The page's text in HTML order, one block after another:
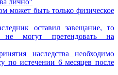
лично"
быть только физическое
оставил завещание, то
не могут претендовать на
наследства необходимо
по истечении 6 месяцев после